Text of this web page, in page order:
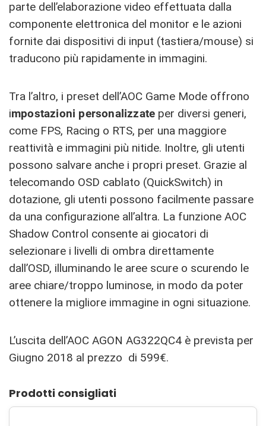
parte dell’elaborazione video effettuata dalla
componente elettronica del monitor e le azioni
fornite dai dispositivi di input (tastiera/mouse) si
traducono più rapidamente in immagini.
Tra l’altro, i preset dell’AOC Game Mode offrono
impostazioni personalizzate per diversi generi,
come FPS, Racing o RTS, per una maggiore
reattività e immagini più nitide. Inoltre, gli utenti
possono salvare anche i propri preset. Grazie al
telecomando OSD cablato (QuickSwitch) in
dotazione, gli utenti possono facilmente passare
da una configurazione all’altra. La funzione AOC
Shadow Control consente ai giocatori di
selezionare i livelli di ombra direttamente
dall’OSD, illuminando le aree scure o scurendo le
aree chiare/troppo luminose, in modo da poter
ottenere la migliore immagine in ogni situazione.
L’uscita dell’AOC AGON AG322QC4 è prevista per
Giugno 2018 al prezzo di 599€.
Prodotti consigliati